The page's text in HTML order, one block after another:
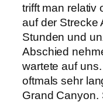
trifft man relativ
auf der Strecke
Stunden und
Abschied
wartete auf
oftmals sehr
Grand Canyon.